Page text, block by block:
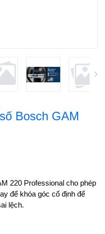
Bosch GAM
220 Professional cho phép
để khóa góc cố định để
lệch.